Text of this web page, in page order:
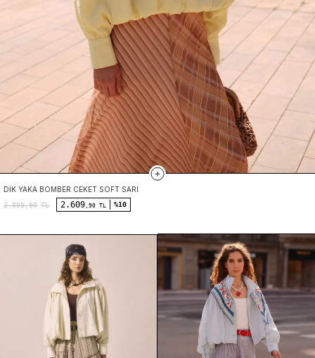
DIK YAKA BOMBER CEKET SOFT SARI
2.899,90 TL 2.609 ,90 TL %10